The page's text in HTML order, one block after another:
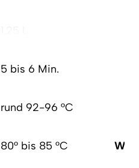
5 bis 6 Min.
rund 92-96 °C
80° bis 85 °C